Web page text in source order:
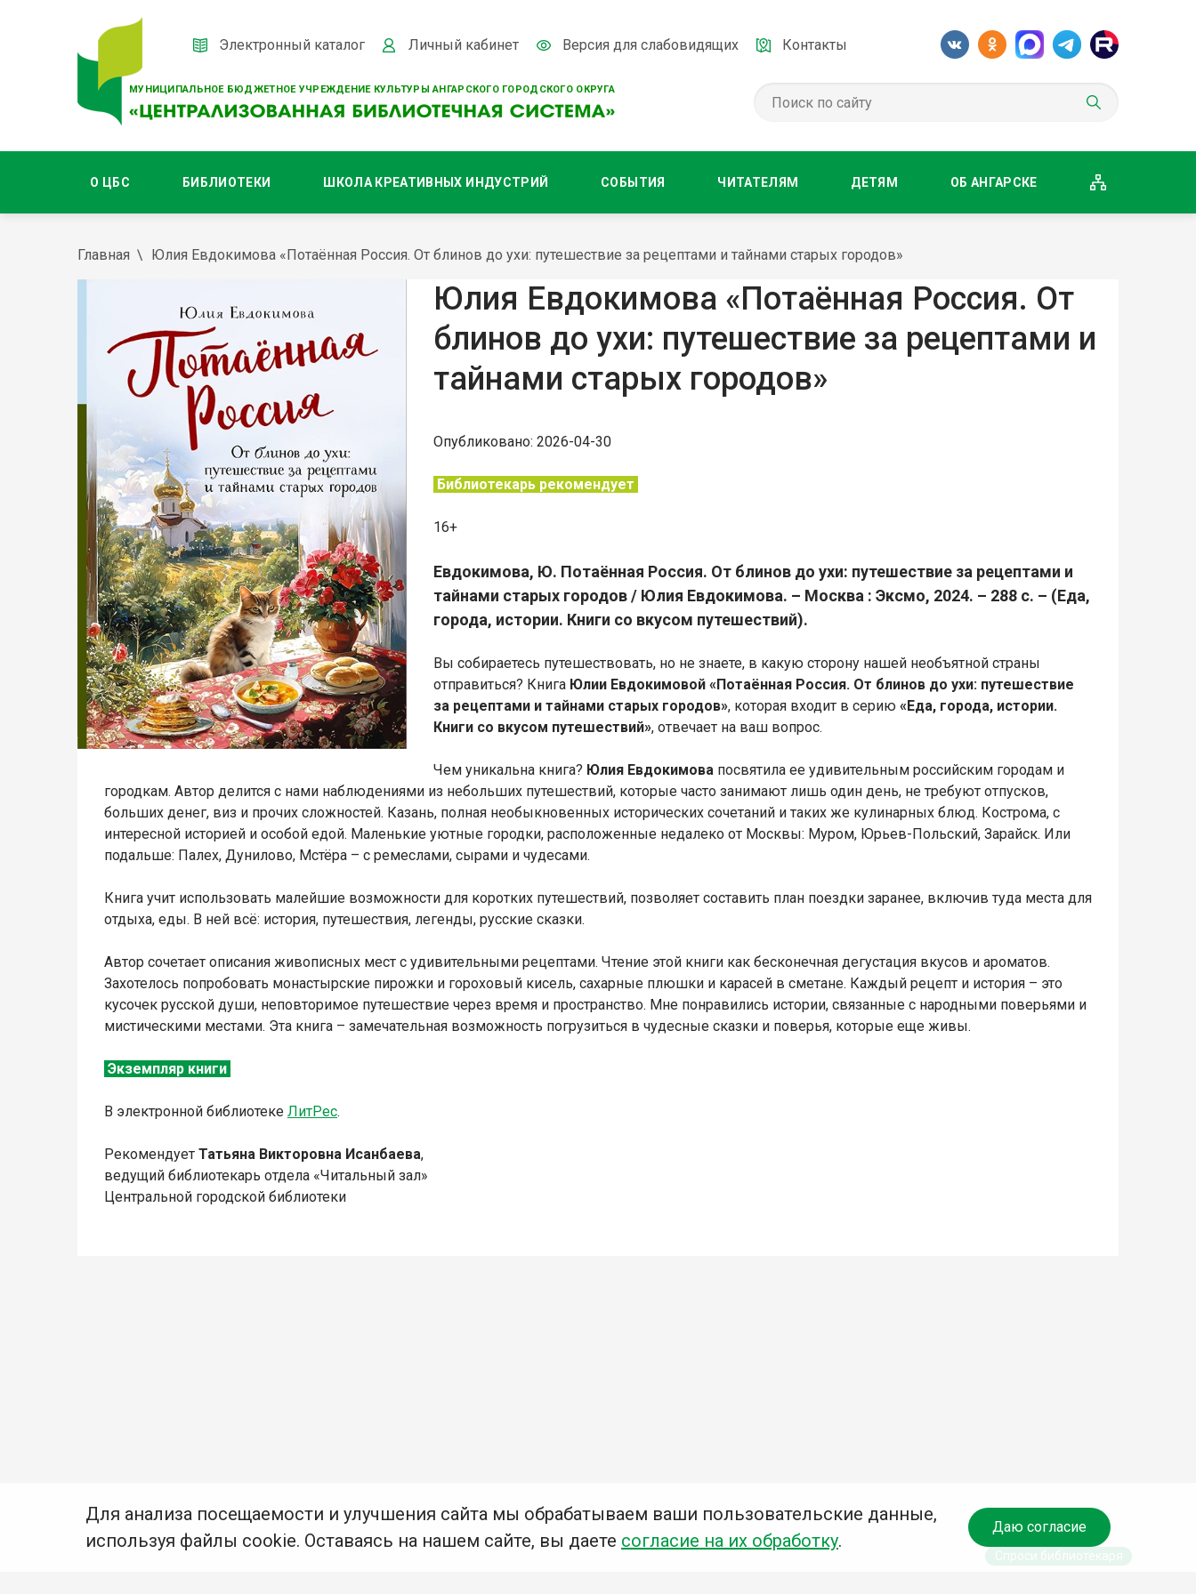
МУНИЦИПАЛЬНОЕ БЮДЖЕТНОЕ УЧРЕЖДЕНИЕ КУЛЬТУРЫ АНГАРСКОГО ГОРОДСКОГО ОКРУГА
Электронный каталог Личный кабинет Версия для слабовидящих Контакты
О ЦБС БИБЛИОТЕКИ ШКОЛА КРЕАТИВНЫХ ИНДУСТРИЙ СОБЫТИЯ ЧИТАТЕЛЯМ ДЕТЯМ ОБ АНГАРСКЕ
Главная Юлия Евдокимова «Потаённая Россия. От блинов до ухи: путешествие за рецептами и тайнами старых городов»
Юлия Евдокимова «Потаённая Россия. От
блинов до ухи: путешествие за рецептами и
тайнами старых городов»
Опубликовано: 2026-04-30
Библиотекарь рекомендует
16+
Евдокимова, Ю. Потаённая Россия. От блинов до ухи: путешествие за рецептами и
тайнами старых городов / Юлия Евдокимова. – Москва : Эксмо, 2024. – 288 с. – (Еда,
города, истории. Книги со вкусом путешествий).
Вы собираетесь путешествовать, но не знаете, в какую сторону нашей необъятной страны
отправиться? Книга Юлии Евдокимовой «Потаённая Россия. От блинов до ухи: путешествие
за рецептами и тайнами старых городов», которая входит в серию «Еда, города, истории.
Книги со вкусом путешествий», отвечает на ваш вопрос.
Чем уникальна книга? Юлия Евдокимова посвятила ее удивительным российским городам и
городкам. Автор делится с нами наблюдениями из небольших путешествий, которые часто занимают лишь один день, не требуют отпусков,
больших денег, виз и прочих сложностей. Казань, полная необыкновенных исторических сочетаний и таких же кулинарных блюд. Кострома, с
интересной историей и особой едой. Маленькие уютные городки, расположенные недалеко от Москвы: Муром, Юрьев-Польский, Зарайск. Или
подальше: Палех, Дунилово, Мстёра – с ремеслами, сырами и чудесами.
Книга учит использовать малейшие возможности для коротких путешествий, позволяет составить план поездки заранее, включив туда места для
отдыха, еды. В ней всё: история, путешествия, легенды, русские сказки.
Автор сочетает описания живописных мест с удивительными рецептами. Чтение этой книги как бесконечная дегустация вкусов и ароматов.
Захотелось попробовать монастырские пирожки и гороховый кисель, сахарные плюшки и карасей в сметане. Каждый рецепт и история – это
кусочек русской души, неповторимое путешествие через время и пространство. Мне понравились истории, связанные с народными поверьями и
мистическими местами. Эта книга – замечательная возможность погрузиться в чудесные сказки и поверья, которые еще живы.
Экземпляр книги
В электронной библиотеке ЛитРес.
Рекомендует Татьяна Викторовна Исанбаева,
ведущий библиотекарь отдела «Читальный зал»
Центральной городской библиотеки
Для анализа посещаемости и улучшения сайта мы обрабатываем ваши пользовательские данные,
используя файлы cookie. Оставаясь на нашем сайте, вы даете согласие на их обработку.
Даю согласие
Спроси библиотекаря